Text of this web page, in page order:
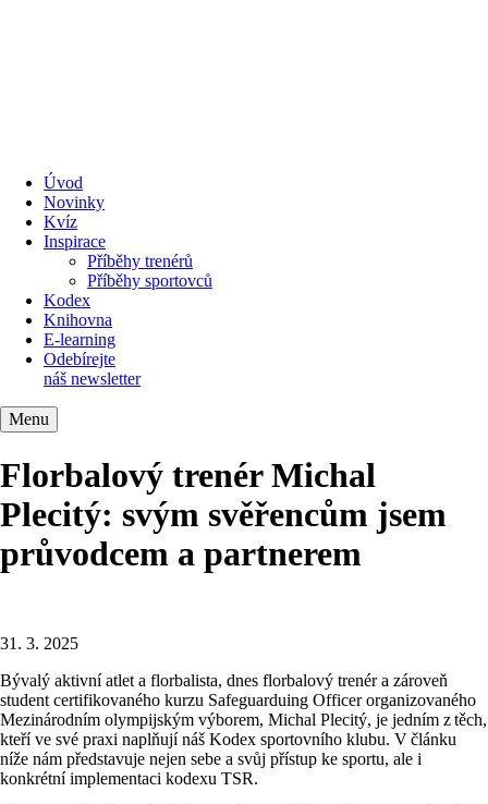
Úvod
Novinky
Kvíz
Inspirace
Příběhy trenérů
Příběhy sportovců
Kodex
Knihovna
E-learning
Odebírejte
náš newsletter
Menu
Florbalový trenér Michal
Plecitý: svým svěřencům jsem
průvodcem a partnerem
31. 3. 2025
Bývalý aktivní atlet a florbalista, dnes florbalový trenér a zároveň
student certifikovaného kurzu Safeguarduing Officer organizovaného
Mezinárodním olympijským výborem, Michal Plecitý, je jedním z těch,
kteří ve své praxi naplňují náš Kodex sportovního klubu. V článku
níže nám představuje nejen sebe a svůj přístup ke sportu, ale i
konkrétní implementaci kodexu TSR.